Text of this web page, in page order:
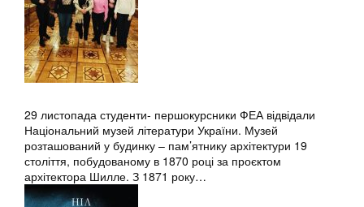
29 листопада студенти- першокурсники ФЕА відвідали
Національний музей літератури України. Музей
розташований у будинку – пам’ятнику архітектури 19
століття, побудованому в 1870 році за проєктом
архітектора Шилле. З 1871 року…